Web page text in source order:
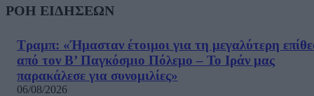
ΡΟΗ ΕΙΔΗΣΕΩΝ
Τραμπ: «Ήμασταν έτοιμοι για τη μεγαλύτερη
από τον Β’ Παγκόσμιο Πόλεμο – Το Ιράν μας
παρακάλεσε για συνομιλίες»
06/08/2026